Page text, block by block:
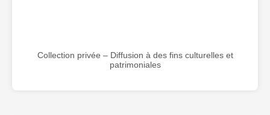
Collection privée – Diffusion à des fins culturelles et
patrimoniales